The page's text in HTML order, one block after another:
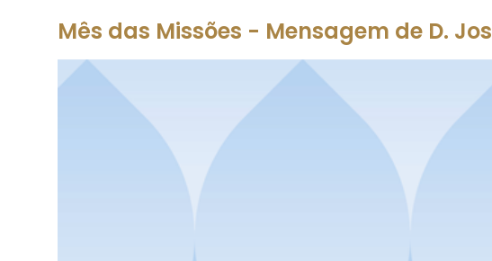
Mês das Missões - Mensagem de D.